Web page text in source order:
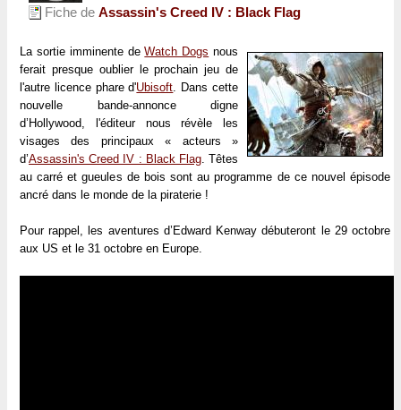
Fiche de Assassin's Creed IV : Black Flag
La sortie imminente deWatch Dogs nous
ferait presque oublier le prochain jeu de
l'autre licence phare d'Ubisoft. Dans cette
nouvelle bande-annonce digne
d’Hollywood, l'éditeur nous révèle les
visages des principaux « acteurs »
d’Assassin's Creed IV : Black Flag. Têtes
au carré et gueules de bois sont au programme de ce nouvel épisode
ancré dans le monde de la piraterie !
Pour rappel, les aventures d’Edward Kenway débuteront le 29 octobre
aux US et le 31 octobre en Europe.